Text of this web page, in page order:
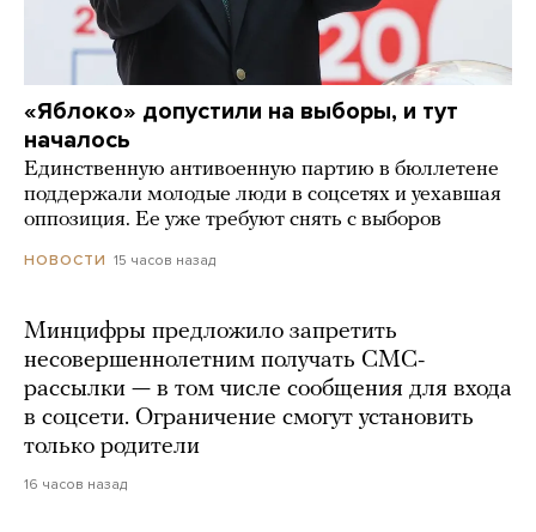
«Яблоко» допустили на выборы, и тут
началось
Единственную антивоенную партию в бюллетене
поддержали молодые люди в соцсетях и уехавшая
оппозиция. Ее уже требуют снять с выборов
НОВОСТИ 15 часов назад
Минцифры предложило запретить
несовершеннолетним получать СМС-
рассылки — в том числе сообщения для входа
в соцсети. Ограничение смогут установить
только родители
16 часов назад